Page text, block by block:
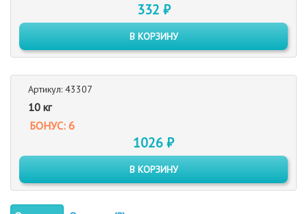
332 ₽
В КОРЗИНУ
Артикул: 43307
10 кг
БОНУС: 6
1026 ₽
В КОРЗИНУ